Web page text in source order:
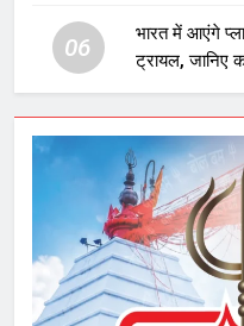
06
भारत में आएंगे
ट्रायल, जानिए